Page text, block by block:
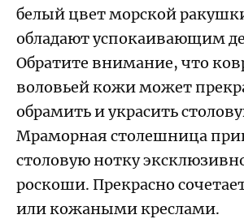
белый цвет морской
обладают успокаивающим
Обратите внимание, что
воловьей кожи может
обрамить и украсить
Мраморная столешница
столовую нотку
роскоши. Прекрасно
или кожаными креслами.